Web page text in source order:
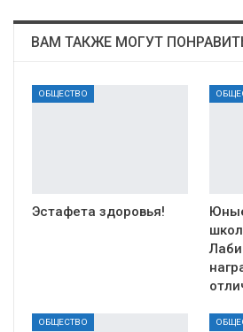
ВАМ ТАКЖЕ МОГУТ
ОБЩЕСТВО
Эстафета здоровья!
ОБЩЕСТВО